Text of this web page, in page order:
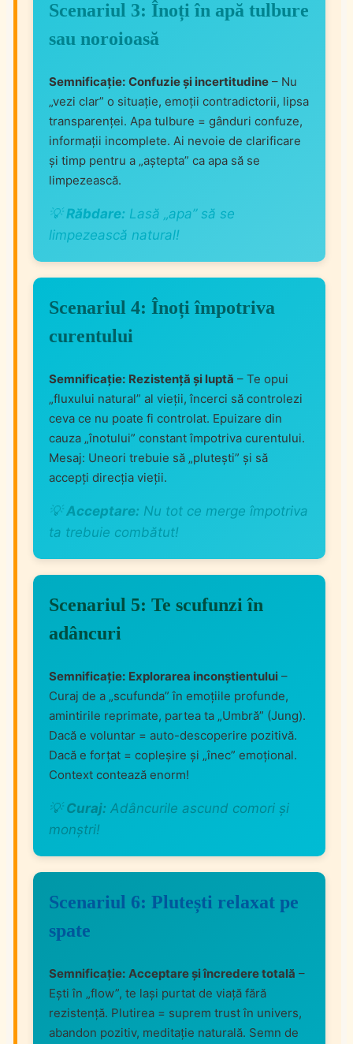
Scenariul 3: Înoți în apă tulbure
sau noroioasă
Semnificație: Confuzie și incertitudine – Nu
„vezi clar” o situație, emoții contradictorii, lipsa
transparenței. Apa tulbure = gânduri confuze,
informații incomplete. Ai nevoie de clarificare
și timp pentru a „aștepta” ca apa să se
limpezească.
💡Răbdare: Lasă „apa” să se
limpezească natural!
Scenariul 4: Înoți împotriva
curentului
Semnificație: Rezistență și luptă – Te opui
„fluxului natural” al vieții, încerci să controlezi
ceva ce nu poate fi controlat. Epuizare din
cauza „înotului” constant împotriva curentului.
Mesaj: Uneori trebuie să „plutești” și să
accepți direcția vieții.
💡Acceptare: Nu tot ce merge împotriva
ta trebuie combătut!
Scenariul 5: Te scufunzi în
adâncuri
Semnificație: Explorarea inconștientului –
Curaj de a „scufunda” în emoțiile profunde,
amintirile reprimate, partea ta „Umbră” (Jung).
Dacă e voluntar = auto-descoperire pozitivă.
Dacă e forțat = copleșire și „înec” emoțional.
Context contează enorm!
💡 Curaj: Adâncurile ascund comori și
monștri!
Scenariul 6: Plutești relaxat pe
spate
Semnificație: Acceptare și încredere totală –
Ești în „flow”, te lași purtat de viață fără
rezistență. Plutirea = suprem trust în univers,
abandon pozitiv, meditație naturală. Semn de